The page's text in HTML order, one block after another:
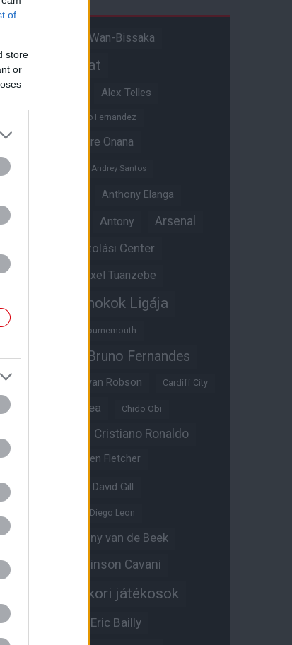
of
store
or
Aaron Wan-Bissaka
csapat
Garnacho Alex Telles
Alvaro Fernandez
Diallo
Andre Onana
Pereira
Andrey Santos
Anthony Elanga
Martial Antony Arsenal
Átigazolási Center
Axel Tuanzebe
Bajnokok Ligája
Sesko Bournemouth
Williams Bruno Fernandes
Mbeumo Bryan Robson Cardiff City
Chelsea Chido Obi
Cristiano Ronaldo
Palace Darren Fletcher
De Gea David Gill
Diego Leon
Dalot
Donny van de Beek
Edinson Cavani
Egykori játékosok
Eric Bailly